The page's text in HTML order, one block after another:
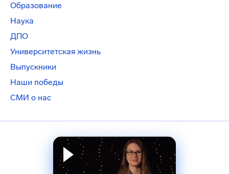
Образование
Наука
ДПО
Университетская жизнь
Выпускники
Наши победы
СМИ о нас